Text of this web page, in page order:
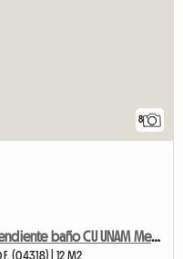
8
Acogedora Recámara Entrada Independiente baño CU UNAM Metro
(04318) | 12 M2